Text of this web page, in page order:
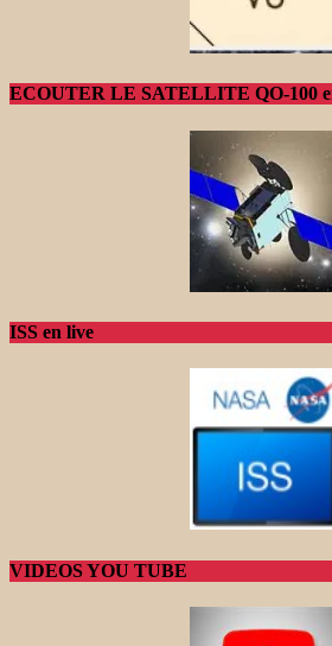
ECOUTER LE SATELLITE QO-100
ISS en live
VIDEOS YOU TUBE